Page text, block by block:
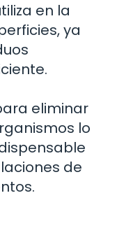
en la
ya
eliminar
lo
de